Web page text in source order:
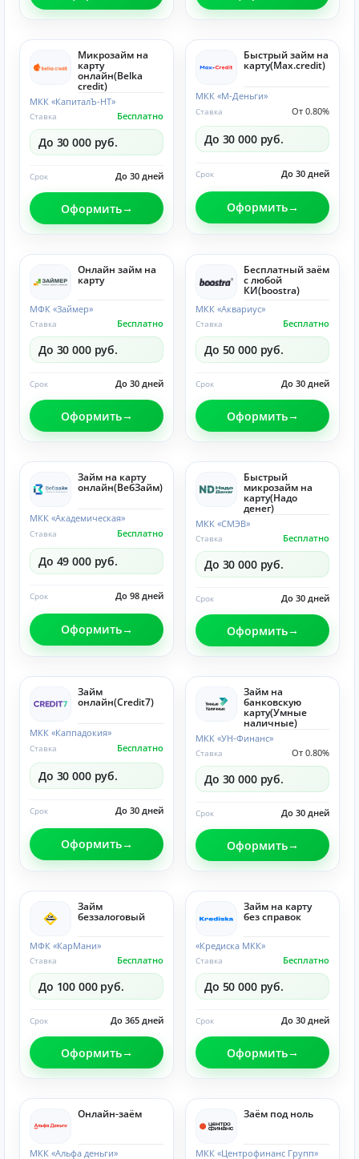
Микрозайм на
карту
онлайн(Belka
credit)
МКК «КапиталЪ-НТ»
Бесплатно
Ставка
До 30 000 руб.
До 30 дней
Срок
Оформить
Быстрый займ на
карту(Max.credit)
МКК «М-Деньги»
От 0.80%
Ставка
До 30 000 руб.
До 30 дней
Срок
Оформить
Онлайн займ на
карту
МФК «Займер»
Бесплатно
Ставка
До 30 000 руб.
До 30 дней
Срок
Оформить
Бесплатный заём
с любой
КИ(boostra)
МКК «Аквариус»
Бесплатно
Ставка
До 50 000 руб.
До 30 дней
Срок
Оформить
Займ на карту
онлайн(ВебЗайм)
МКК «Академическая»
Бесплатно
Ставка
До 49 000 руб.
До 98 дней
Срок
Оформить
Быстрый
микрозайм на
карту(Надо
денег)
МКК «СМЭВ»
Бесплатно
Ставка
До 30 000 руб.
До 30 дней
Срок
Оформить
Займ
онлайн(Credit7)
МКК «Каппадокия»
Бесплатно
Ставка
До 30 000 руб.
До 30 дней
Срок
Оформить
Займ на
банковскую
карту(Умные
наличные)
МКК «УН-Финанс»
От 0.80%
Ставка
До 30 000 руб.
До 30 дней
Срок
Оформить
Займ
беззалоговый
МФК «КарМани»
Бесплатно
Ставка
До 100 000 руб.
До 365 дней
Срок
Оформить
Займ на карту
без справок
«Кредиска МКК»
Бесплатно
Ставка
До 50 000 руб.
До 30 дней
Срок
Оформить
Онлайн-заём
МКК «Альфа деньги»
Заём под ноль
МКК «Центрофинанс Групп»